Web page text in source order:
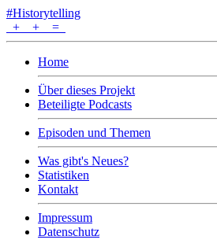
#Historytelling
+
+ =
Home
Über dieses Projekt
Beteiligte Podcasts
Episoden und Themen
Was gibt's Neues?
Statistiken
Kontakt
Impressum
Datenschutz